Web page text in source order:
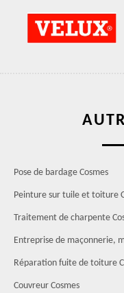
Pose de bardage Cosmes
Peinture sur tuile et toiture
Traitement de charpente
Entreprise de maçonnerie,
Réparation fuite de toiture
Couvreur Cosmes